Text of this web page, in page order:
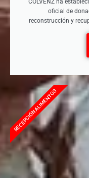
COLVENZ ha
oficial de
reconstrucción y
RECEPCIÓN ALIMENTOS